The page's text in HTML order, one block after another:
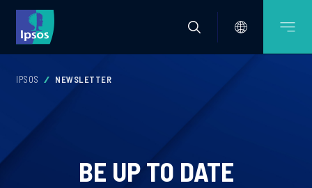
IPSOS NEWSLETTER
BE UP TO DATE